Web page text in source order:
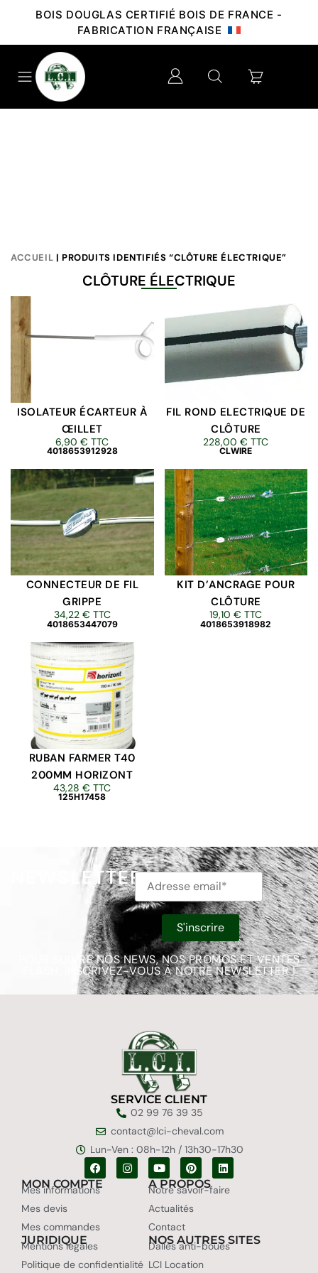
BOIS DOUGLAS CERTIFIÉ BOIS DE FRANCE -
FABRICATION FRANÇAISE
ACCUEIL | PRODUITS IDENTIFIÉS “CLÔTURE ÉLECTRIQUE”
CLÔTURE ÉLECTRIQUE
ISOLATEUR ÉCARTEUR À
ŒILLET
6,90€ TTC
4018653912928
FIL ROND ELECTRIQUE DE
CLÔTURE
228,00€ TTC
CLWIRE
CONNECTEUR DE FIL
GRIPPE
34,22 € TTC
4018653447079
KIT D’ANCRAGE POUR
CLÔTURE
19,10€ TTC
4018653918982
RUBAN FARMER T40
200MM HORIZONT
43,28€ TTC
125H17458
NEWSLETTER
POUR SUIVRE NOS NEWS, NOS PROMOS ET VENTES
FLASH, INSCRIVEZ-VOUS À NOTRE NEWSLETTER !
SERVICE CLIENT
02 99 76 39 35
contact@lci-cheval.com
Lun-Ven : 08h-12h / 13h30-17h30
MON COMPTE
Mes informations
Mes devis
Mes commandes
JURIDIQUE
Mentions légales
Politique de confidentialité
A PROPOS
Notre savoir-faire
Actualités
Contact
NOS AUTRES SITES
Dalles anti-boues
LCI Location